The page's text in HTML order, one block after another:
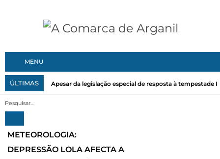
MENU
ÚLTIMAS Apesar da legislação especial de resposta à tempestade
METEOROLOGIA:
DEPRESSÃO LOLA AFECTA A